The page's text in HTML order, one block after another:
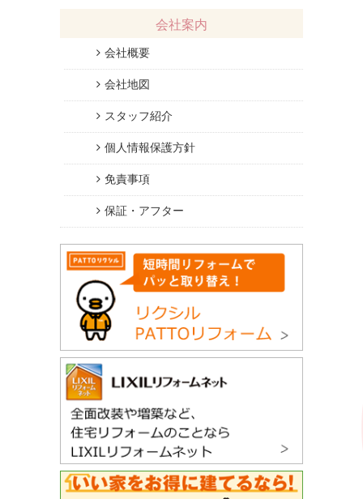
会社案内
会社概要
会社地図
スタッフ紹介
個人情報保護方針
免責事項
保証・アフター